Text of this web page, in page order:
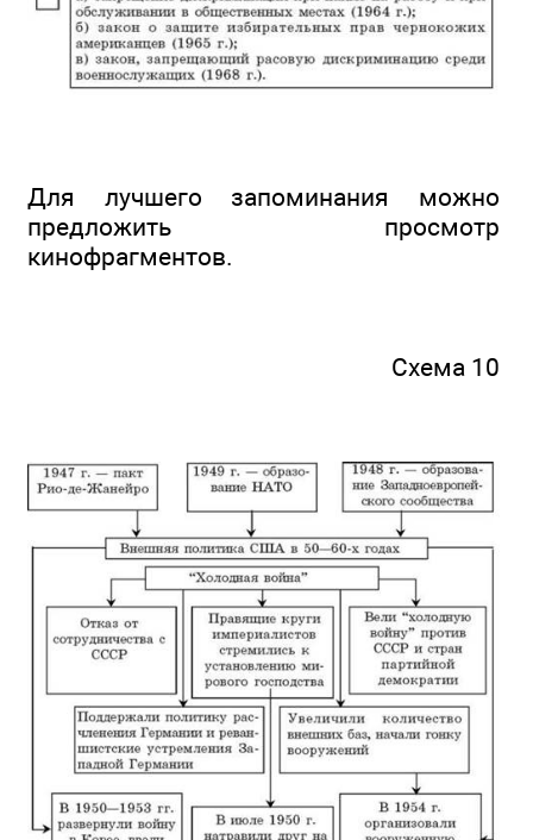
Для лучшего запоминания можно
предложить просмотр
кинофрагментов.
Схема 10